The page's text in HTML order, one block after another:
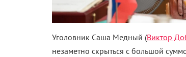
Уголовник Саша Медный (Виктор
незаметно скрыться с большой